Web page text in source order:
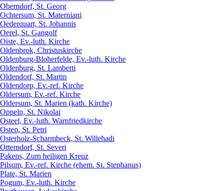
Oberndorf, St. Georg
Ochtersum, St. Materniani
Oederquart, St. Johannis
Oerel, St. Gangolf
Oiste, Ev.-luth. Kirche
Oldenbrok, Christuskirche
Oldenburg-Bloherfelde, Ev.-luth. Kirche
Oldenburg, St. Lamberti
Oldendorf, St. Martin
Oldendorp, Ev.-ref. Kirche
Oldersum, Ev.-ref. Kirche
Oldersum, St. Marien (kath. Kirche)
Oppeln, St. Nikolai
Osteel, Ev.-luth. Warnfriedkirche
Osten, St. Petri
Osterholz-Scharmbeck, St. Willehadi
Otterndorf, St. Severi
Pakens, Zum heiligen Kreuz
Pilsum, Ev.-ref. Kirche (ehem. St. Stephanus)
Plate, St. Marien
Pogum, Ev.-luth. Kirche